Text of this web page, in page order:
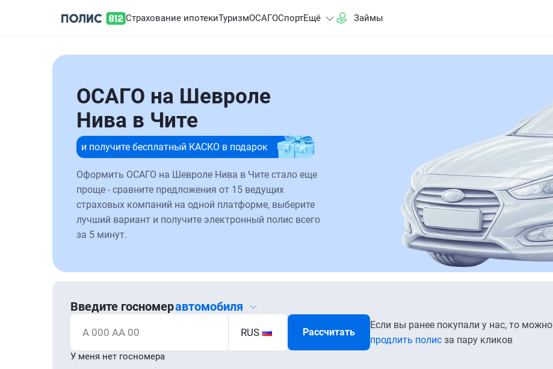
Страхование ипотекиТуризмОСАГОСпортЕщё Займы
ОСАГО на Шевроле
Нива в Чите
и получите бесплатный КАСКО в подарок
Оформить ОСАГО на Шевроле Нива в Чите стало еще
проще - сравните предложения от 15 ведущих
страховых компаний на одной платформе, выберите
лучший вариант и получите электронный полис всего
за 5 минут.
Введите госномеравтомобиля
А 000 АА 00 RUS Рассчитать
Если вы ранее покупали у нас, то можно
продлить полис за пару кликов
У меня нет госномера